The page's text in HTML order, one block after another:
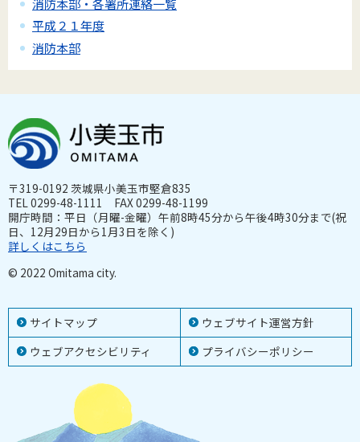
消防本部・各署所連絡一覧
平成２１年度
消防本部
サイトマップ
ウェブサイト運営方針
ウェブアクセシビリティ
プライバシーポリシー
〒319-0192 茨城県小美玉市堅倉835
TEL 0299-48-1111 FAX 0299-48-1199
開庁時間：平日（月曜-金曜）午前8時45分から午後4時30分まで(祝
日、12月29日から1月3日を除く)
詳しくはこちら
© 2022 Omitama city.